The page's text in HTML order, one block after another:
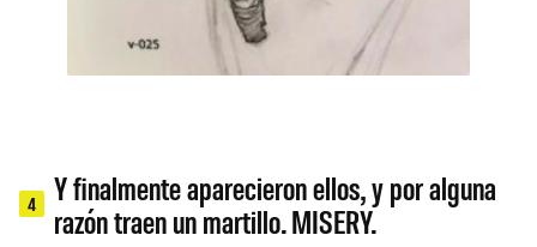
4
Y finalmente aparecieron ellos, y por alguna
razón traen un martillo. MISERY.